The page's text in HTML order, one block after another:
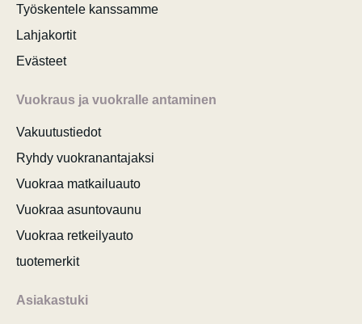
Työskentele kanssamme
Lahjakortit
Evästeet
Vuokraus ja vuokralle antaminen
Vakuutustiedot
Ryhdy vuokranantajaksi
Vuokraa matkailuauto
Vuokraa asuntovaunu
Vuokraa retkeilyauto
tuotemerkit
Asiakastuki